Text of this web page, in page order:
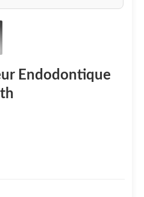
Endodontique